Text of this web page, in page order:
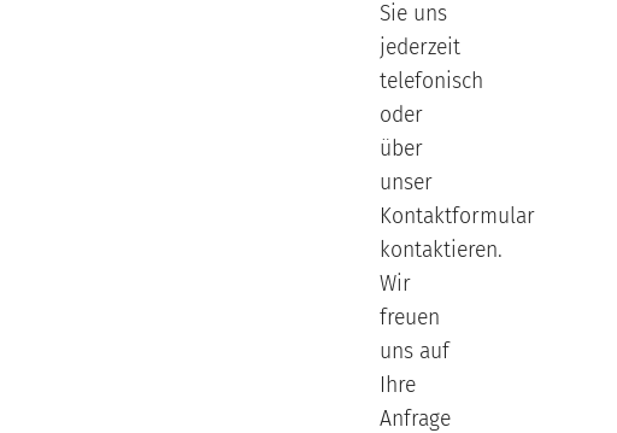
Sie uns
jederzeit
telefonisch
oder
über
unser
Kontaktformular
kontaktieren.
Wir
freuen
uns auf
Ihre
Anfrage